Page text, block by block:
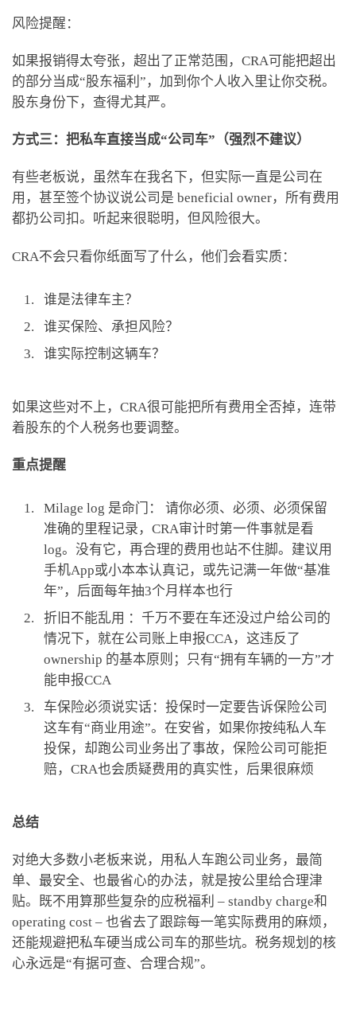
风险提醒：
如果报销得太夸张，超出了正常范围，CRA可能把超出
的部分当成“股东福利”，加到你个人收入里让你交税。
股东身份下，查得尤其严。
方式三：把私车直接当成“公司车”（强烈不建议）
有些老板说，虽然车在我名下，但实际一直是公司在
用，甚至签个协议说公司是 beneficial owner，所有费用
都扔公司扣。听起来很聪明，但风险很大。
CRA不会只看你纸面写了什么，他们会看实质：
谁是法律车主？
谁买保险、承担风险？
谁实际控制这辆车？
如果这些对不上，CRA很可能把所有费用全否掉，连带
着股东的个人税务也要调整。
重点提醒
Milage log 是命门： 请你必须、必须、必须保留
准确的里程记录，CRA审计时第一件事就是看
log。没有它，再合理的费用也站不住脚。建议用
手机App或小本本认真记，或先记满一年做“基准
年”，后面每年抽3个月样本也行
折旧不能乱用 ：千万不要在车还没过户给公司的
情况下，就在公司账上申报CCA，这违反了
ownership 的基本原则；只有“拥有车辆的一方”才
能申报CCA
车保险必须说实话：投保时一定要告诉保险公司
这车有“商业用途”。在安省，如果你按纯私人车
投保，却跑公司业务出了事故，保险公司可能拒
赔，CRA也会质疑费用的真实性，后果很麻烦
总结
对绝大多数小老板来说，用私人车跑公司业务，最简
单、最安全、也最省心的办法，就是按公里给合理津
贴。既不用算那些复杂的应税福利 – standby charge和
operating cost – 也省去了跟踪每一笔实际费用的麻烦，
还能规避把私车硬当成公司车的那些坑。税务规划的核
心永远是“有据可查、合理合规”。